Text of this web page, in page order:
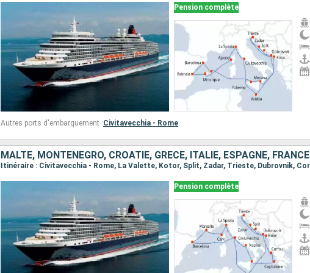
Pension complète
Autres ports d'embarquement :Civitavecchia - Rome
MALTE, MONTÉNÉGRO, CROATIE, GRÈCE, ITALIE, ESPAGNE, FRANCE
Pension complète